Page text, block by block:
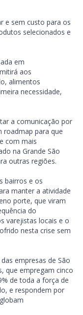
e sem custo para os
selecionados e
em
aos
alimentos
necessidade,
a comunicação por
roadmap para que
com mais
na Grande São
outras regiões.
bairros e os
manter a atividade
porte, que viram
do
varejistas locais e o
nesta crise sem
empresas de São
que empregam cinco
de toda a força de
e respondem por